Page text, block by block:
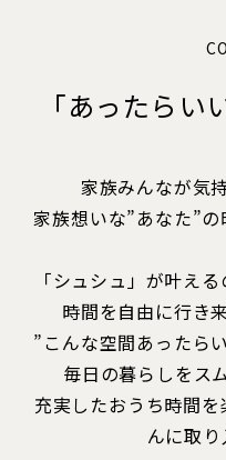
「あったらい
家族みんなが気
家族想いな”あなた”
「シュシュ」が叶え
時間を自由に行き
”こんな空間あったら
毎日の暮らしをス
充実したおうち時間
んに取り